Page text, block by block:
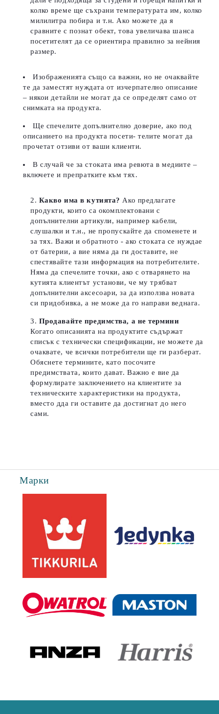
колко време ще съхрани температурата им, колко
милилитра побира и т.н. Ако можете да я
сравните с познат обект, това увеличава шанса
посетителят да се ориентира правилно за нейния
размер.
Изображенията също са важни, но не очаквайте
те да заместят нуждата от изчерпателно описание
– някои детайли не могат да се определят само от
снимката на продукта.
Ще спечелите допълнително доверие, ако под
описанието на продукта посети- телите могат да
прочетат отзиви от ваши клиенти.
В случай че за стоката има ревюта в медиите –
включете и препратките към тях.
Какво има в кутията? Ако предлагате
продукти, които са окомплектовани с
допълнителни артикули, например кабели,
слушалки и т.н., не пропускайте да споменете и
за тях. Важи и обратното - ако стоката се нуждае
от батерии, а вие няма да ги доставите, не
спестявайте тази информация на потребителите.
Няма да спечелите точки, ако с отварянето на
кутията клиентът установи, че му трябват
допълнителни аксесоари, за да използва новата
си придобивка, а не може да го направи веднага.
Продавайте предимства, а не термини
Когато описанията на продуктите съдържат
списък с технически спецификации, не можете да
очаквате, че всички потребители ще ги разберат.
Обяснете термините, като посочите
предимствата, които дават. Важно е вие да
формулирате заключението на клиентите за
техническите характеристики на продукта,
вместо дда ги оставите да достигнат до него
сами.
Марки